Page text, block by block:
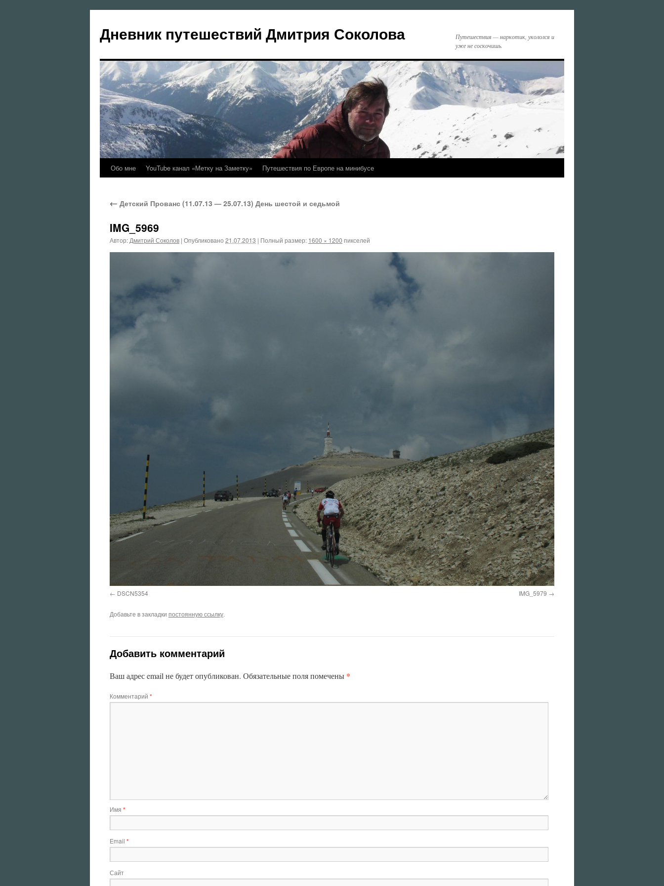
содержимому
Дневник путешествий Дмитрия Соколова
Путешествия — наркотик, укололся и
уже не соскочишь.
Обо мне YouTube канал «Метку на Заметку» Путешествия по Европе на минибусе
← Детский Прованс (11.07.13 — 25.07.13) День шестой и седьмой
IMG_5969
Автор: Дмитрий Соколов | Опубликовано 21.07.2013 | Полный размер: 1600 × 1200 пикселей
DSCN5354 IMG_5979
Добавьте в закладки постоянную ссылку.
Добавить комментарий
Ваш адрес email не будет опубликован. Обязательные поля помечены *
Комментарий *
Имя *
Email *
Сайт